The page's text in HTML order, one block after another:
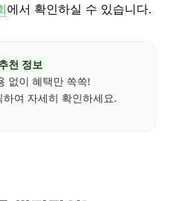
에서 확인하실 수 있습니다.
천 정보
없이 혜택만 쏙쏙!
여 자세히 확인하세요.